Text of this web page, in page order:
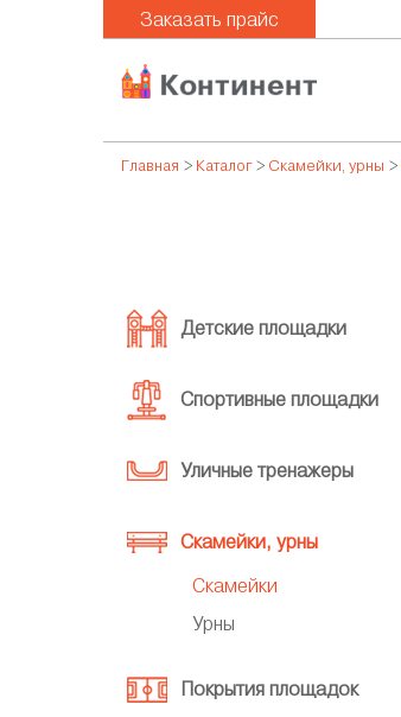
Заказать прайс
Главная > Каталог> Скамейки, урны >
Детские площадки
Спортивные площадки
Уличные тренажеры
Скамейки, урны
Скамейки
Урны
Покрытия площадок